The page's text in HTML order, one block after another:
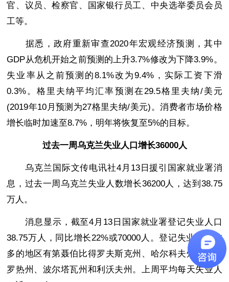
官、议员、检察官、国家银行员工、中央选举委员会员
工等。
据悉，政府重新审查2020年宏观经济预测，其中
GDP从危机开始之前预测的上升3.7%修改为下降3.9%。
失业率从之前预测的8.1%改为9.4%，实际工资下滑
0.3%。格里夫纳平均汇率预测在29.5格里夫纳/美元
(2019年10月预测为27格里夫纳/美元)。消费者市场价格
增长临时加速至8.7%，明年将恢复至5%的目标。
过去一周乌克兰失业人口增长36000人
乌克兰国际文传电讯社4月13日援引国家就业署消
息，过去一周乌克兰失业人数增长36200人，达到38.75
万人。
消息显示，截至4月13日国家就业署登记失业人口
38.75万人，同比增长22%或70000人。登记失业人数较
多的地区有第聂伯比得罗夫斯克州、哈尔科夫州、扎波
罗热州、波尔塔瓦州和利沃夫州。上周平均每天失业人